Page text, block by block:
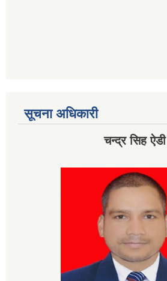
सूचना अधिकारी
चन्द्र सिह ऐडी